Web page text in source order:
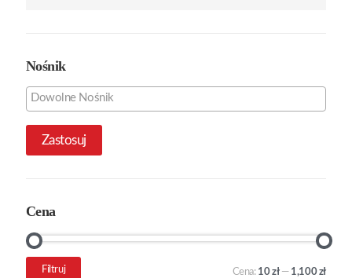
Nośnik
Zastosuj
Cena
Cena
Cena
Filtruj Cena: 10 zł— 1,100 zł